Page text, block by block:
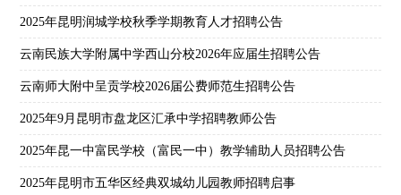
2025年昆明润城学校秋季学期教育人才招聘公告
云南民族大学附属中学西山分校2026年应届生招聘公告
云南师大附中呈贡学校2026届公费师范生招聘公告
2025年9月昆明市盘龙区汇承中学招聘教师公告
2025年昆一中富民学校（富民一中）教学辅助人员招聘公告
2025年昆明市五华区经典双城幼儿园教师招聘启事